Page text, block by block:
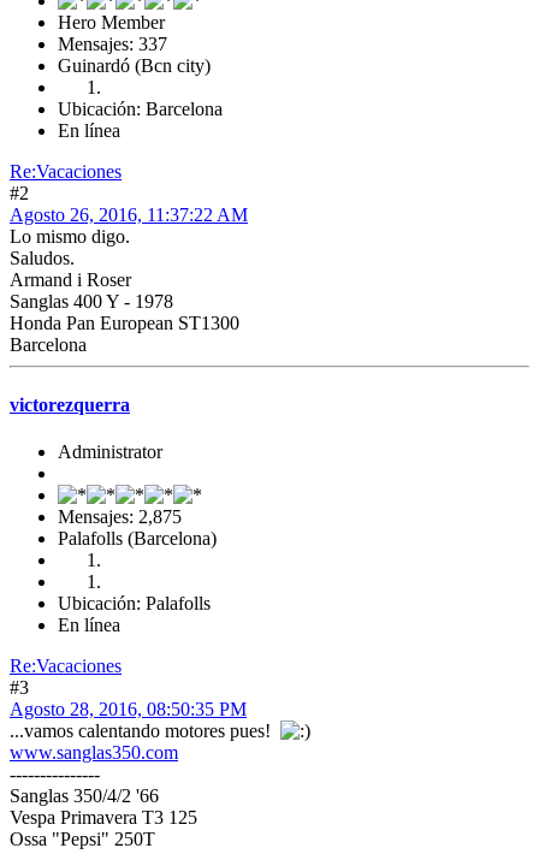
Hero Member
Mensajes: 337
Guinardó (Bcn city)
Ubicación: Barcelona
En línea
Re:Vacaciones
#2
Agosto 26, 2016, 11:37:22 AM
Lo mismo digo.
Saludos.
Armand i Roser
Sanglas 400 Y - 1978
Honda Pan European ST1300
Barcelona
victorezquerra
Administrator
Mensajes: 2,875
Palafolls (Barcelona)
Ubicación: Palafolls
En línea
Re:Vacaciones
#3
Agosto 28, 2016, 08:50:35 PM
...vamos calentando motores pues!
www.sanglas350.com
---------------
Sanglas 350/4/2 '66
Vespa Primavera T3 125
Ossa "Pepsi" 250T